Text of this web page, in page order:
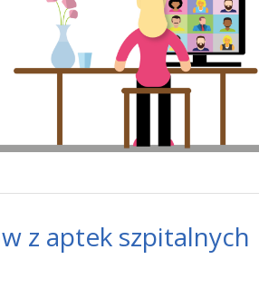
z aptek szpitalnych